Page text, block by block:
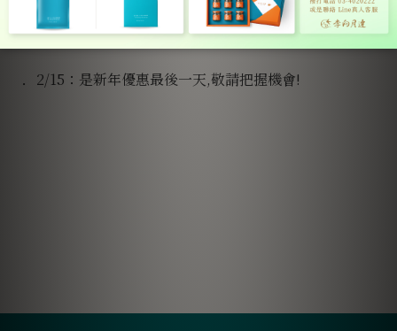
【官網訂單來店自取】與【商品現場選購】 ，但現場
不提供下午茶
． 2/15 ：是新年優惠最後一天,敬請把握機會!